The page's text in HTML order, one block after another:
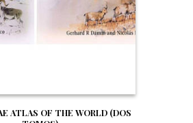
ATLAS OF THE WORLD (DOS